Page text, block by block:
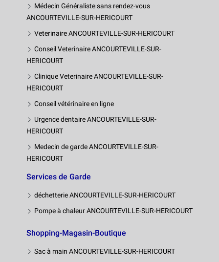
Médecin Généraliste sans rendez-vous
ANCOURTEVILLE-SUR-HERICOURT
Veterinaire ANCOURTEVILLE-SUR-HERICOURT
Conseil Veterinaire ANCOURTEVILLE-SUR-
HERICOURT
Clinique Veterinaire ANCOURTEVILLE-SUR-
HERICOURT
Conseil vétérinaire en ligne
Urgence dentaire ANCOURTEVILLE-SUR-
HERICOURT
Medecin de garde ANCOURTEVILLE-SUR-
HERICOURT
Services de Garde
déchetterie ANCOURTEVILLE-SUR-HERICOURT
Pompe à chaleur ANCOURTEVILLE-SUR-HERICOURT
Shopping-Magasin-Boutique
Sac à main ANCOURTEVILLE-SUR-HERICOURT